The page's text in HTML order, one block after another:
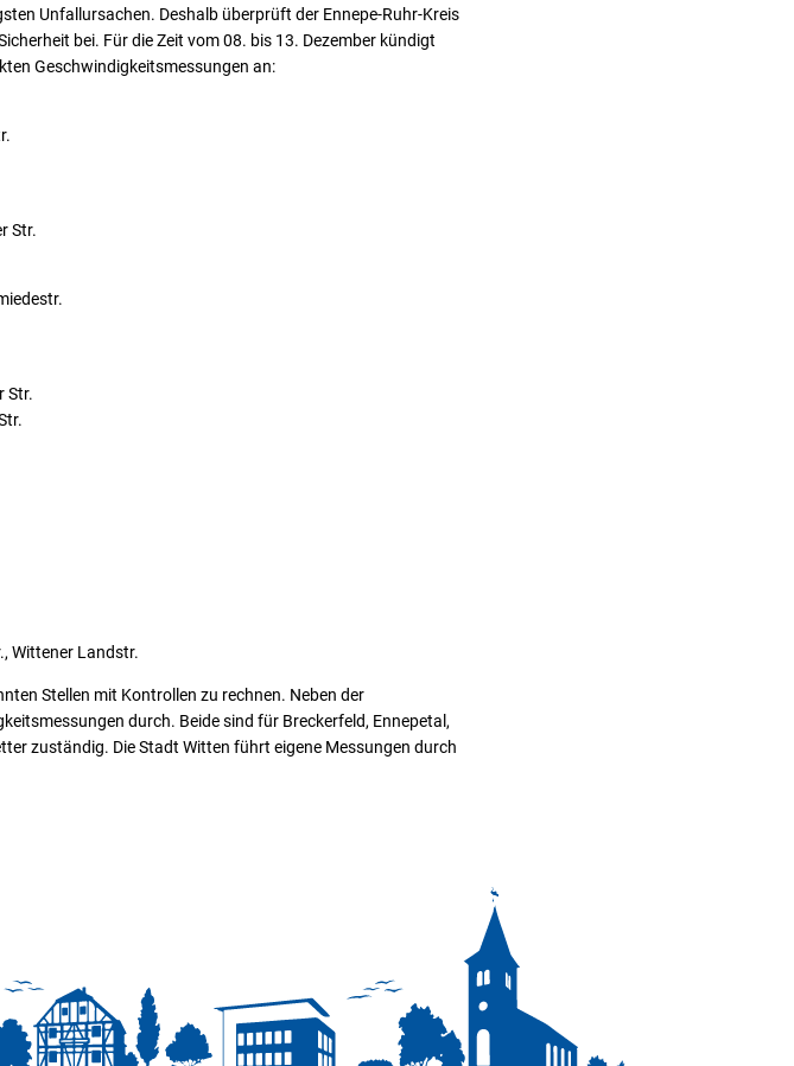
Unfallursachen. Deshalb überprüft der Ennepe-Ruhr-Kreis
bei. Für die Zeit vom 08. bis 13. Dezember kündigt
Geschwindigkeitsmessungen an:
Str.
Str.
Wittener Landstr.
Stellen mit Kontrollen zu rechnen. Neben der
durch. Beide sind für Breckerfeld, Ennepetal,
zuständig. Die Stadt Witten führt eigene Messungen durch